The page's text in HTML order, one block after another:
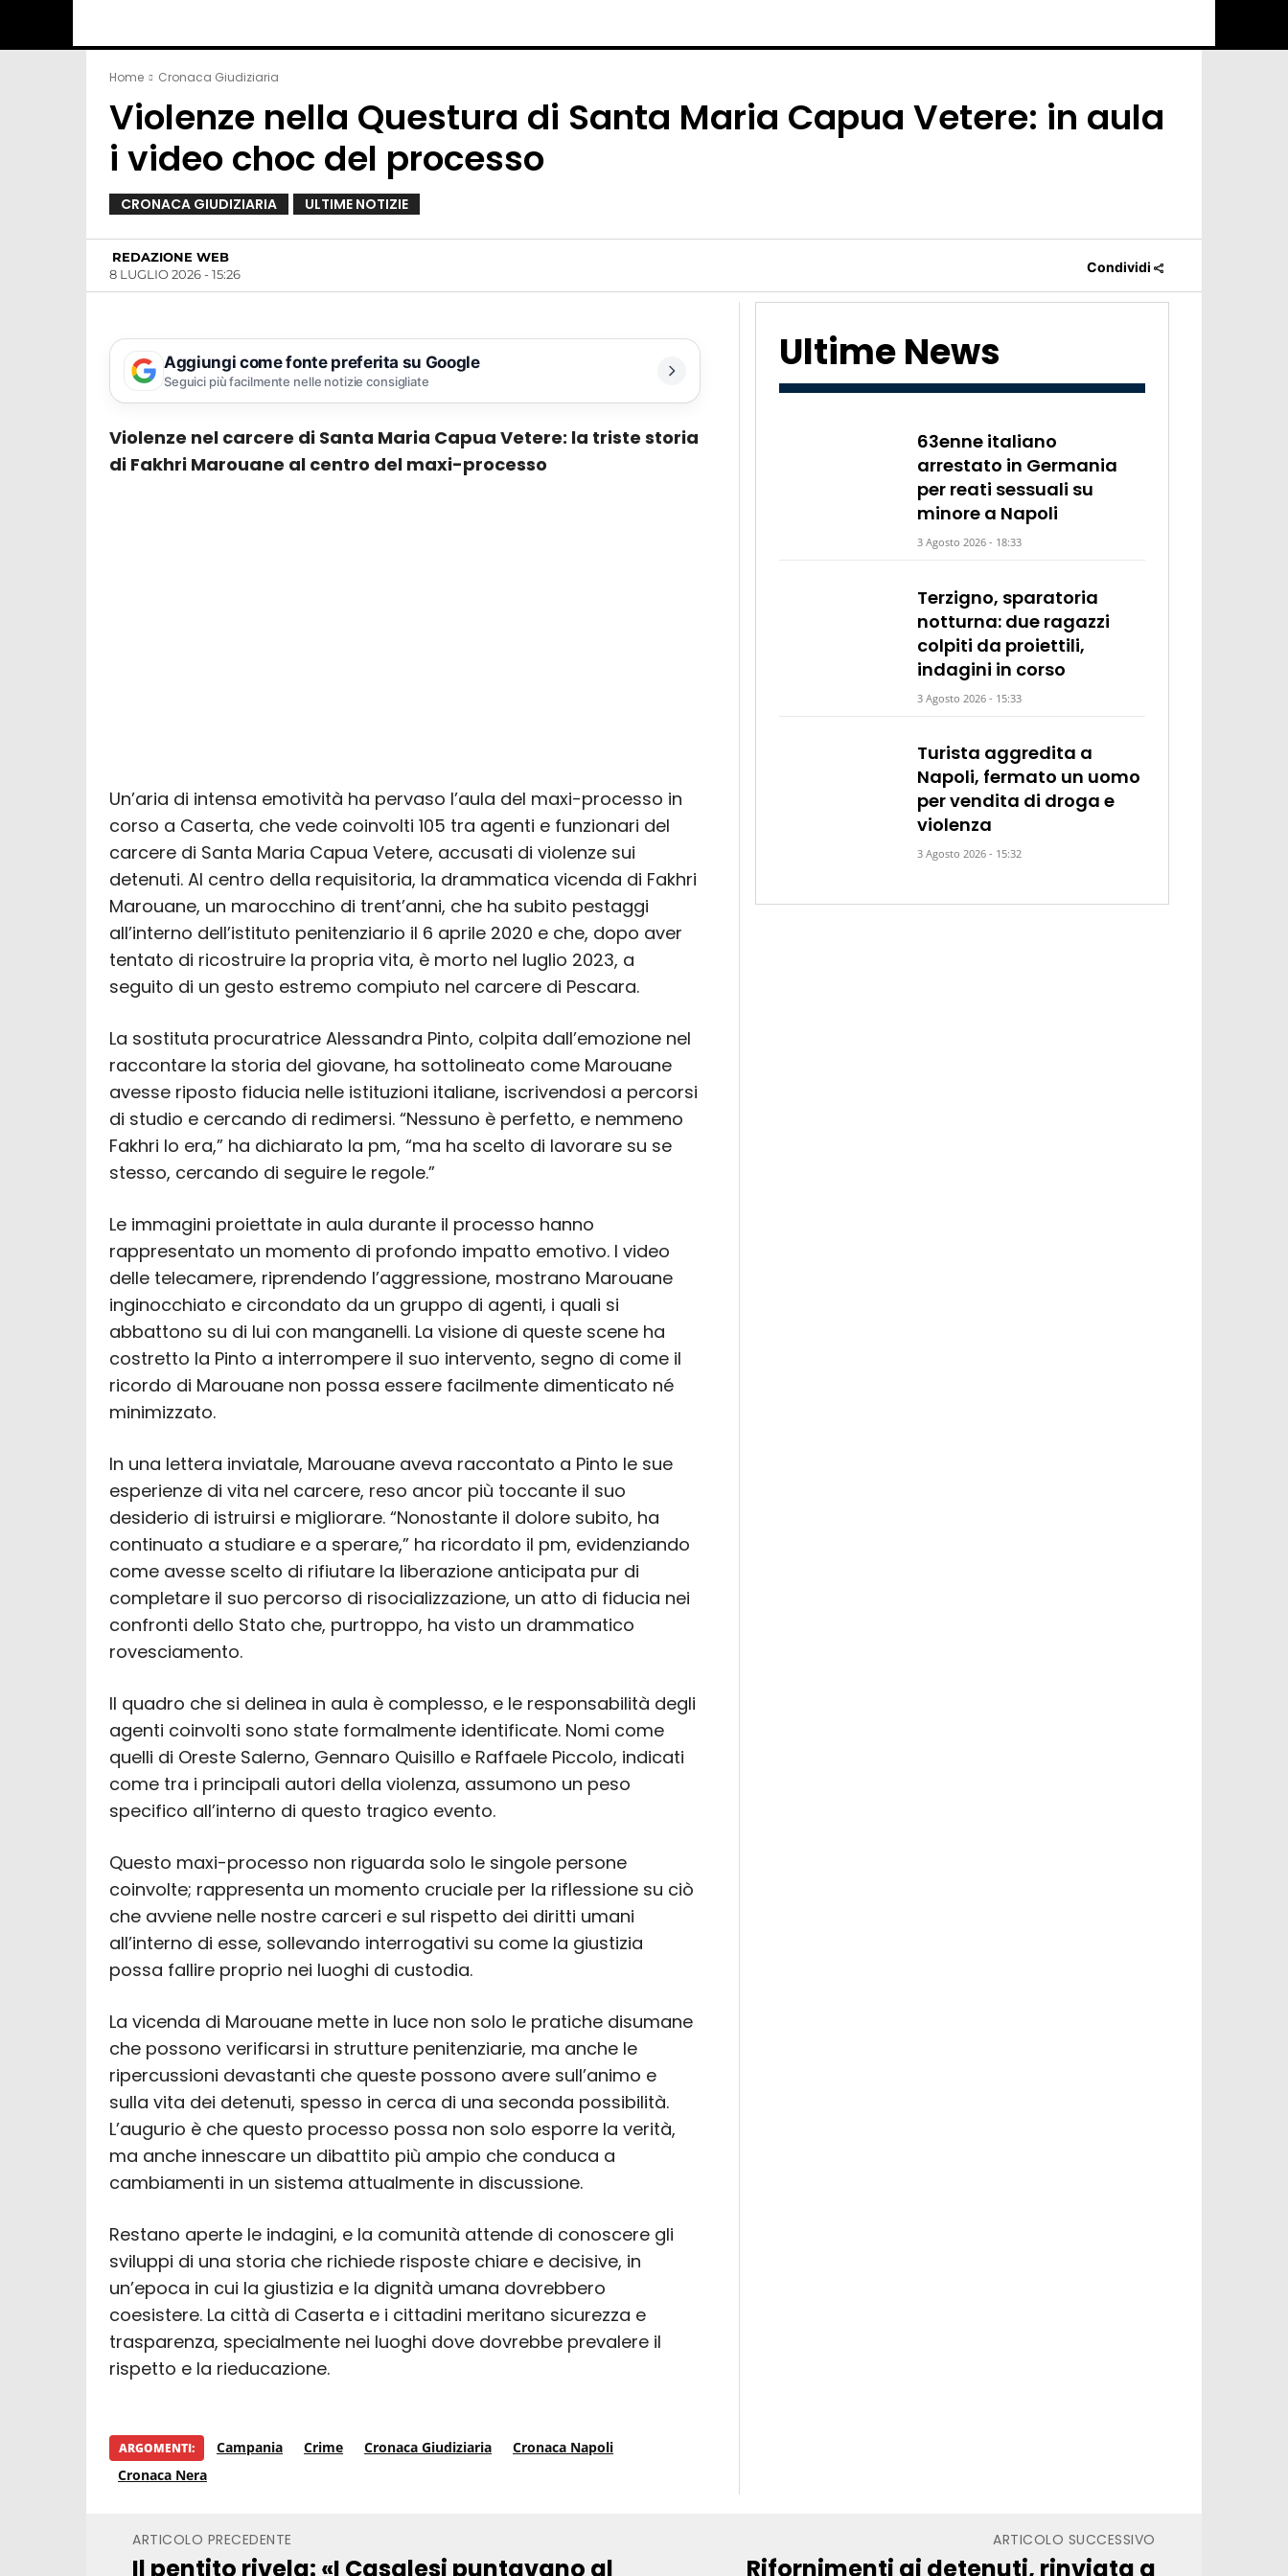
Home Cronaca Giudiziaria
Violenze nella Questura di Santa Maria Capua Vetere: in aula
i video choc del processo
CRONACA GIUDIZIARIA ULTIME NOTIZIE
REDAZIONE WEB
8 LUGLIO 2026 - 15:26
Condividi
Ultime News
63enne italiano
arrestato in Germania
per reati sessuali su
minore a Napoli
3 Agosto 2026 - 18:33
Terzigno, sparatoria
notturna: due ragazzi
colpiti da proiettili,
indagini in corso
3 Agosto 2026 - 15:33
Turista aggredita a
Napoli, fermato un uomo
per vendita di droga e
violenza
3 Agosto 2026 - 15:32
Aggiungi come fonte preferita su Google
Seguici più facilmente nelle notizie consigliate
Violenze nel carcere di Santa Maria Capua Vetere: la triste storia
di Fakhri Marouane al centro del maxi-processo
Un’aria di intensa emotività ha pervaso l’aula del maxi-processo in
corso a Caserta, che vede coinvolti 105 tra agenti e funzionari del
carcere di Santa Maria Capua Vetere, accusati di violenze sui
detenuti. Al centro della requisitoria, la drammatica vicenda di Fakhri
Marouane, un marocchino di trent’anni, che ha subito pestaggi
all’interno dell’istituto penitenziario il 6 aprile 2020 e che, dopo aver
tentato di ricostruire la propria vita, è morto nel luglio 2023, a
seguito di un gesto estremo compiuto nel carcere di Pescara.
La sostituta procuratrice Alessandra Pinto, colpita dall’emozione nel
raccontare la storia del giovane, ha sottolineato come Marouane
avesse riposto fiducia nelle istituzioni italiane, iscrivendosi a percorsi
di studio e cercando di redimersi. “Nessuno è perfetto, e nemmeno
Fakhri lo era,” ha dichiarato la pm, “ma ha scelto di lavorare su se
stesso, cercando di seguire le regole.”
Le immagini proiettate in aula durante il processo hanno
rappresentato un momento di profondo impatto emotivo. I video
delle telecamere, riprendendo l’aggressione, mostrano Marouane
inginocchiato e circondato da un gruppo di agenti, i quali si
abbattono su di lui con manganelli. La visione di queste scene ha
costretto la Pinto a interrompere il suo intervento, segno di come il
ricordo di Marouane non possa essere facilmente dimenticato né
minimizzato.
In una lettera inviatale, Marouane aveva raccontato a Pinto le sue
esperienze di vita nel carcere, reso ancor più toccante il suo
desiderio di istruirsi e migliorare. “Nonostante il dolore subito, ha
continuato a studiare e a sperare,” ha ricordato il pm, evidenziando
come avesse scelto di rifiutare la liberazione anticipata pur di
completare il suo percorso di risocializzazione, un atto di fiducia nei
confronti dello Stato che, purtroppo, ha visto un drammatico
rovesciamento.
Il quadro che si delinea in aula è complesso, e le responsabilità degli
agenti coinvolti sono state formalmente identificate. Nomi come
quelli di Oreste Salerno, Gennaro Quisillo e Raffaele Piccolo, indicati
come tra i principali autori della violenza, assumono un peso
specifico all’interno di questo tragico evento.
Questo maxi-processo non riguarda solo le singole persone
coinvolte; rappresenta un momento cruciale per la riflessione su ciò
che avviene nelle nostre carceri e sul rispetto dei diritti umani
all’interno di esse, sollevando interrogativi su come la giustizia
possa fallire proprio nei luoghi di custodia.
La vicenda di Marouane mette in luce non solo le pratiche disumane
che possono verificarsi in strutture penitenziarie, ma anche le
ripercussioni devastanti che queste possono avere sull’animo e
sulla vita dei detenuti, spesso in cerca di una seconda possibilità.
L’augurio è che questo processo possa non solo esporre la verità,
ma anche innescare un dibattito più ampio che conduca a
cambiamenti in un sistema attualmente in discussione.
Restano aperte le indagini, e la comunità attende di conoscere gli
sviluppi di una storia che richiede risposte chiare e decisive, in
un’epoca in cui la giustizia e la dignità umana dovrebbero
coesistere. La città di Caserta e i cittadini meritano sicurezza e
trasparenza, specialmente nei luoghi dove dovrebbe prevalere il
rispetto e la rieducazione.
ARGOMENTI: Campania Crime Cronaca Giudiziaria
Cronaca Napoli
Cronaca Nera
ARTICOLO PRECEDENTE
Il pentito rivela: «I Casalesi puntavano al
ARTICOLO SUCCESSIVO
Rifornimenti ai detenuti, rinviata a